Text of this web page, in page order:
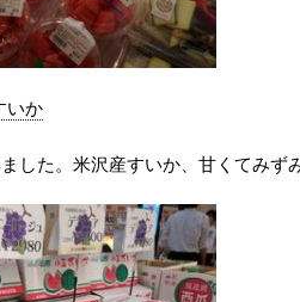
いか
した。米沢産すいか、甘くてみず